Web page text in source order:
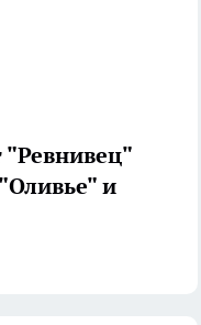
"Ревнивец"
и